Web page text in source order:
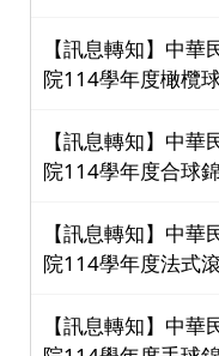
【訊息轉知】中華
院114學年度橄欖
【訊息轉知】中華
院114學年度合球
【訊息轉知】中華
院114學年度法式
【訊息轉知】中華